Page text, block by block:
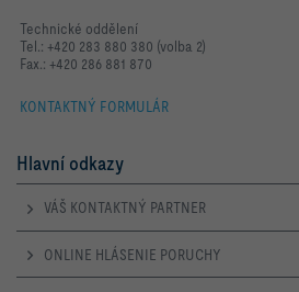
Technické oddělení
Tel.: +420 283 880 380 (volba 2)
Fax.: +420 286 881 870
KONTAKTNÝ FORMULÁR
Hlavní odkazy
VÁŠ KONTAKTNÝ PARTNER
ONLINE HLÁSENIE PORUCHY